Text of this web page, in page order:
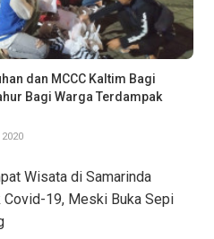
dan MCCC Kaltim Bagi
Bagi Warga Terdampak